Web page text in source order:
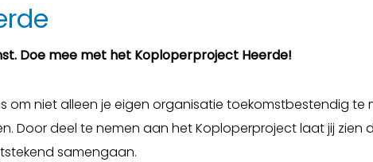
Doe mee met het Koploperproject Heerde!
om niet alleen je eigen organisatie toekomstbestendig te
Door deel te nemen aan het Koploperproject laat jij zien
samengaan.